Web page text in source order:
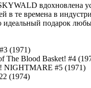
вдохновлена
в те времена в
подарок
(1971)
Blood Basket! #4
#5 (1971)
(1974)